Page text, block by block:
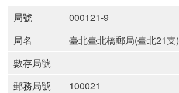
局號
000121-9
局名
臺北臺北橋郵局(臺北21支)
數存局號
郵務局號
100021